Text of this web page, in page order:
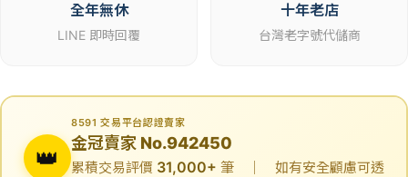
全年無休
LINE 即時回覆
十年老店
台灣老字號代儲商
👑
8591 交易平台認證賣家
金冠賣家 No.942450
累積交易評價 31,000+ 筆 ｜ 如有安全顧慮可透